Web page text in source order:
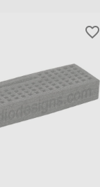
favorite_border